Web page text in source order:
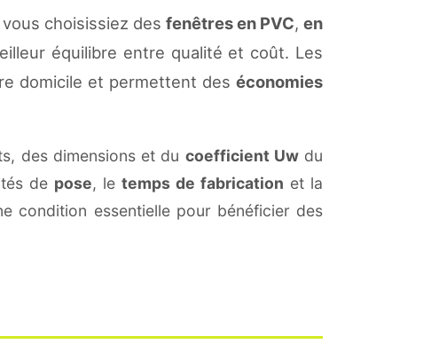
choisissiez des fenêtres en PVC, en
équilibre entre qualité et coût. Les
domicile et permettent deséconomies
des dimensions et du coefficient Uwdu
de pose, le temps de fabrication et la
condition essentielle pour bénéficier des